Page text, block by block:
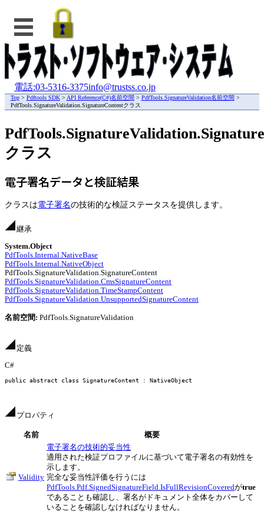
電話:03-5316-3375info@trustss.co.jp
Top> Pdftools SDK> API Reference(C#)名前空間 > PdfTools.SignatureValidation名前空間 >
PdfTools.SignatureValidation.SignatureContentクラス
クラス
電子署名データと検証結果
クラスは電子署名の技術的な検証ステータスを提供します。
継承
System.Object
PdfTools.Internal.NativeBase
PdfTools.Internal.NativeObject
PdfTools.SignatureValidation.SignatureContent
PdfTools.SignatureValidation.CmsSignatureContent
PdfTools.SignatureValidation.TimeStampContent
PdfTools.SignatureValidation.UnsupportedSignatureContent
名前空間: PdfTools.SignatureValidation
定義
C#
public abstract class SignatureContent : NativeObject
プロパティ
名前 概要
Validity
電子署名の技術的妥当性
適用された検証プロファイルに基づいて電子署名の有効性を
示します。
完全な妥当性評価を行うには
PdfTools.Pdf.SignedSignatureField.IsFullRevisionCoveredがtrue
であることも確認し、署名がドキュメント全体をカバーして
いることを確認しなければなりません。